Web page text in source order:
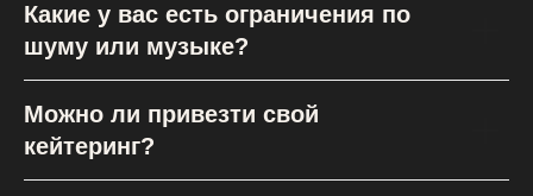
Какие у вас есть ограничения по
шуму или музыке?
Можно ли привезти свой
кейтеринг?